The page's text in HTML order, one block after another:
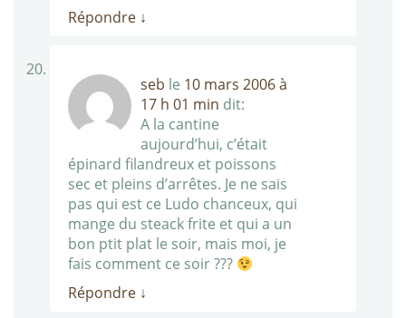
Répondre ↓
seb le 10 mars 2006 à
17 h 01 min dit:
A la cantine
aujourd’hui, c’était
épinard filandreux et poissons
sec et pleins d’arrêtes. Je ne sais
pas qui est ce Ludo chanceux, qui
mange du steack frite et qui a un
bon ptit plat le soir, mais moi, je
fais comment ce soir ???
Répondre ↓